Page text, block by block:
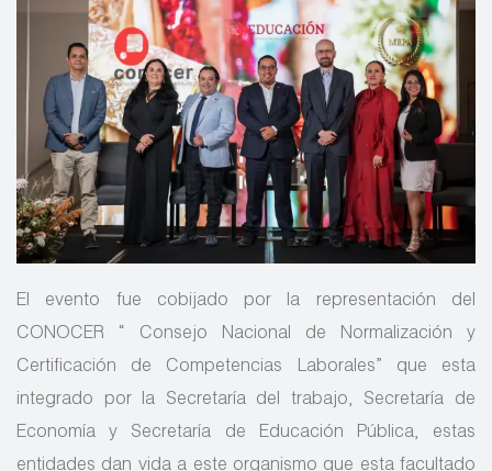
El evento fue cobijado por la representación del
CONOCER “ Consejo Nacional de Normalización y
Certificación de Competencias Laborales” que esta
integrado por la Secretaría del trabajo, Secretaría de
Economía y Secretaría de Educación Pública, estas
entidades dan vida a este organismo que esta facultado